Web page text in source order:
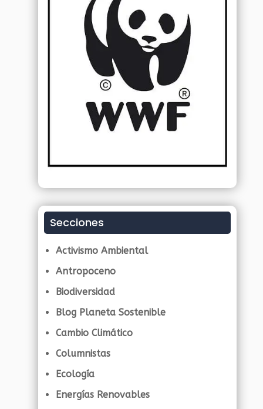
Secciones
Activismo Ambiental
Antropoceno
Biodiversidad
Blog Planeta Sostenible
Cambio Climático
Columnistas
Ecología
Energías Renovables